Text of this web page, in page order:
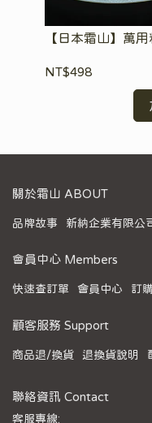
【日本霜山】萬
NT$498
關於霜山 ABOUT
品牌故事 新納企業有限公
會員中心 Members
快速查訂單 會員中心 訂
顧客服務 Support
商品退/換貨 退換貨說明
聯絡資訊 Contact
客服專線: